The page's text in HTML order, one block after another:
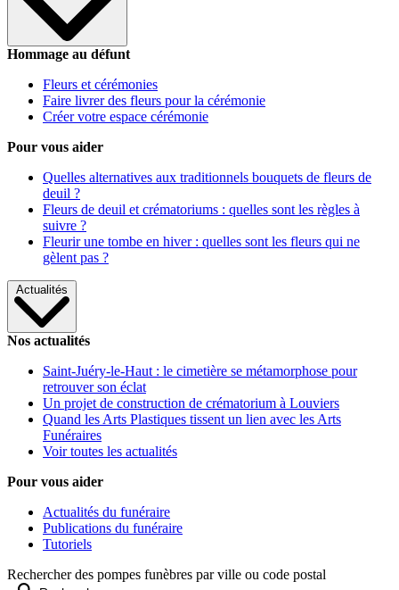
Hommage au défunt
Fleurs et cérémonies
Faire livrer des fleurs pour la cérémonie
Créer votre espace cérémonie
Pour vous aider
Quelles alternatives aux traditionnels bouquets de fleurs de
deuil ?
Fleurs de deuil et crématoriums : quelles sont les règles à
suivre ?
Fleurir une tombe en hiver : quelles sont les fleurs qui ne
gèlent pas ?
Actualités
Nos actualités
Saint-Juéry-le-Haut : le cimetière se métamorphose pour
retrouver son éclat
Un projet de construction de crématorium à Louviers
Quand les Arts Plastiques tissent un lien avec les Arts
Funéraires
Voir toutes les actualités
Pour vous aider
Actualités du funéraire
Publications du funéraire
Tutoriels
Rechercher des pompes funèbres par ville ou code postal